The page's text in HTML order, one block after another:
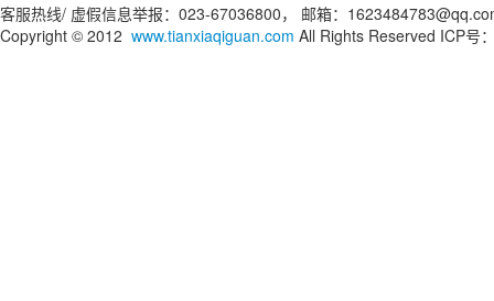
客服热线/ 虚假信息举报：023-67036800， 邮箱：
Copyright © 2012 www.tianxiaqiguan.com All Rights Reserved ICP号